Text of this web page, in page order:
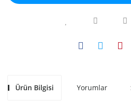
Ürün Bilgisi Yorumlar